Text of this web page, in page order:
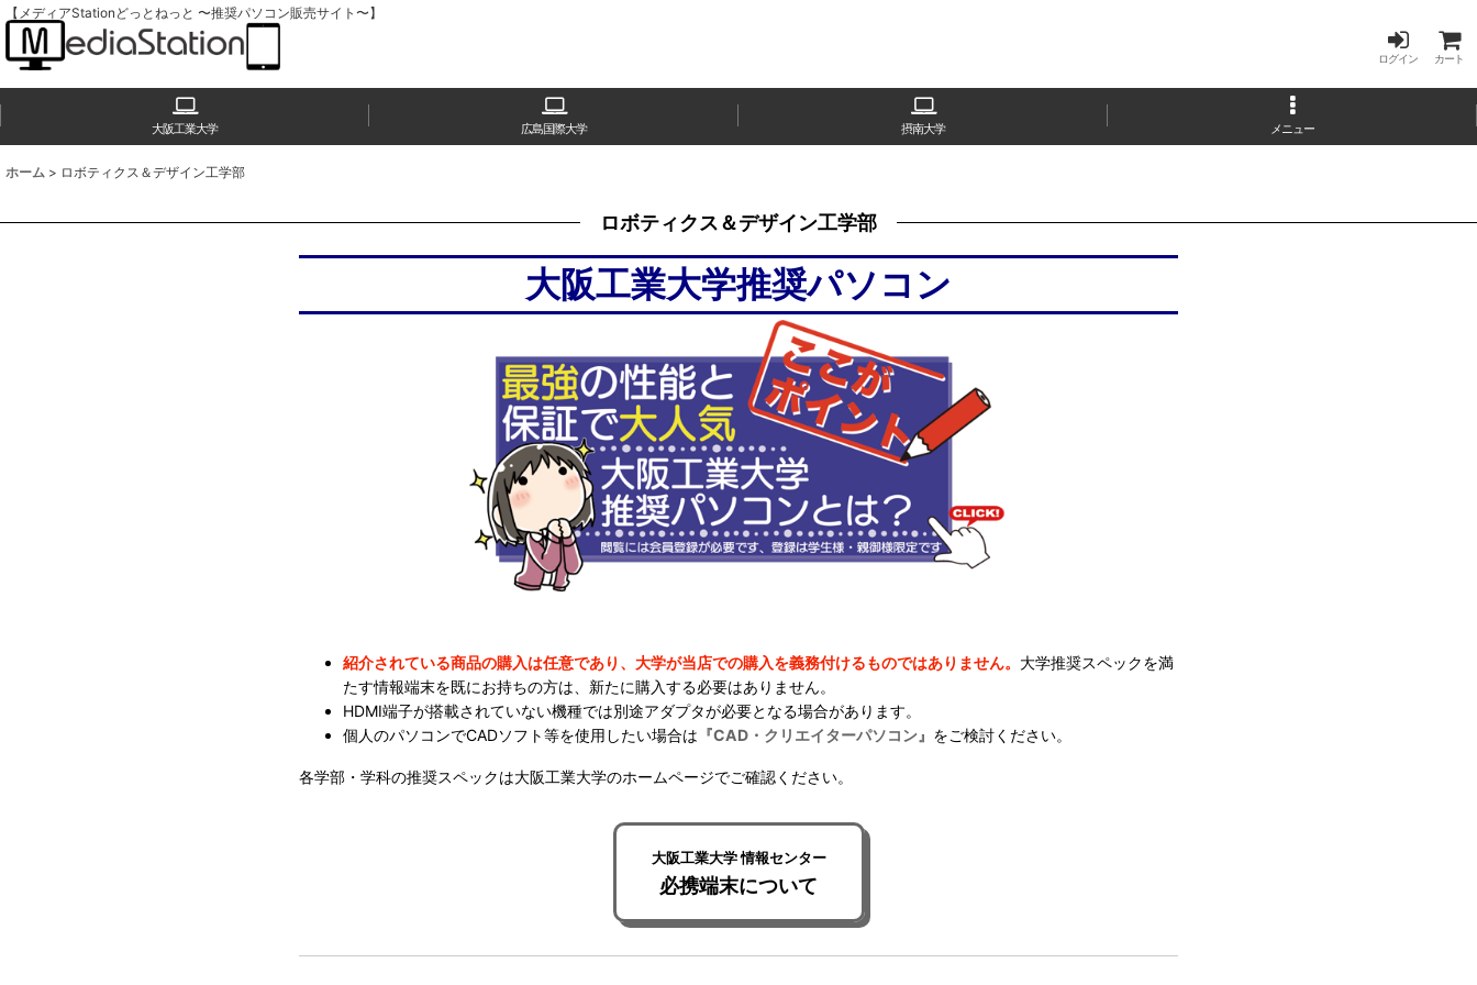
【メディアStationどっとねっと 〜推奨パソコン販売サイト〜】
ログイン カート
大阪工業大学 広島国際大学 摂南大学 メニュー
ホーム > ロボティクス＆デザイン工学部
ロボティクス＆デザイン工学部
大阪工業大学推奨パソコン
紹介されている商品の購入は任意であり、大学が当店での購入を義務付けるものではありません。 大学推奨スペックを満
たす情報端末を既にお持ちの方は、新たに購入する必要はありません。
HDMI端子が搭載されていない機種では別途アダプタが必要となる場合があります。
個人のパソコンでCADソフト等を使用したい場合は 『CAD・クリエイターパソコン』 をご検討ください。
各学部・学科の推奨スペックは大阪工業大学のホームページでご確認ください。
大阪工業大学 情報センター
必携端末について